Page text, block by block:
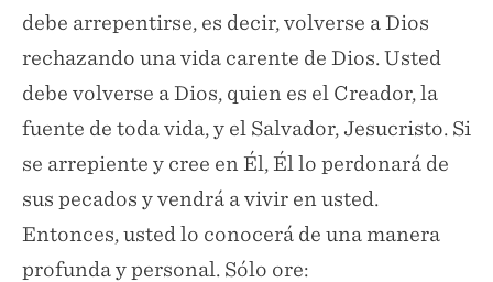
debe arrepentirse, es decir, volverse a Dios
rechazando una vida carente de Dios. Usted
debe volverse a Dios, quien es el Creador, la
fuente de toda vida, y el Salvador, Jesucristo. Si
se arrepiente y cree en Él, Él lo perdonará de
sus pecados y vendrá a vivir en usted.
Entonces, usted lo conocerá de una manera
profunda y personal. Sólo ore: